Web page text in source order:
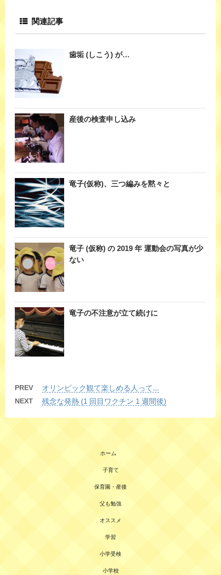
関連記事
歯垢 (しこう) が…
産後の検査申し込み
竜子(仮称)、三つ編みを黙々と
竜子 (仮称) の 2019 年 運動会の写真が少
ない
竜子の不注意が立て続けに
PREV オリンピック観て楽しめる人って...
NEXT 残念な発熱 (1 回目ワクチン 1 週間後)
ホーム
子育て
保育園・産後
父も勉強
オススメ
学習
小学受検
小学校